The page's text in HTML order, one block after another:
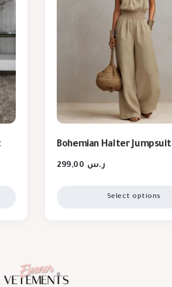
Bohemian Halter Jumpsuit
ر.س
Select options